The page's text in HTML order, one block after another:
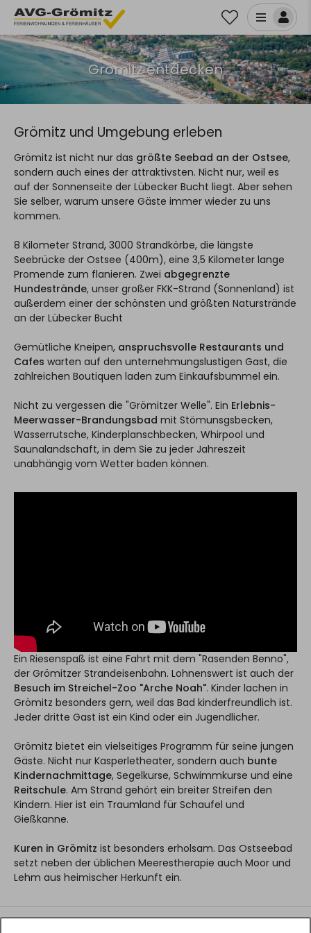
Grömitz entdecken
Grömitz und Umgebung erleben
Grömitz ist nicht nur das größte Seebad an der Ostsee,
sondern auch eines der attraktivsten. Nicht nur, weil es
auf der Sonnenseite der Lübecker Bucht liegt. Aber sehen
Sie selber, warum unsere Gäste immer wieder zu uns
kommen.
8 Kilometer Strand, 3000 Strandkörbe, die längste
Seebrücke der Ostsee (400m), eine 3,5 Kilometer lange
Promende zum flanieren. Zwei abgegrenzte
Hundestrände, unser großer FKK-Strand (Sonnenland) ist
außerdem einer der schönsten und größten Naturstrände
an der Lübecker Bucht
Gemütliche Kneipen, anspruchsvolle Restaurants und
Cafes warten auf den unternehmungslustigen Gast, die
zahlreichen Boutiquen laden zum Einkaufsbummel ein.
Nicht zu vergessen die "Grömitzer Welle". Ein Erlebnis-
Meerwasser-Brandungsbad mit Stömunsgsbecken,
Wasserrutsche, Kinderplanschbecken, Whirpool und
Saunalandschaft, in dem Sie zu jeder Jahreszeit
unabhängig vom Wetter baden können.
Ein Riesenspaß ist eine Fahrt mit dem "Rasenden Benno",
der Grömitzer Strandeisenbahn. Lohnenswert ist auch der
Besuch im Streichel-Zoo "Arche Noah". Kinder lachen in
Grömitz besonders gern, weil das Bad kinderfreundlich ist.
Jeder dritte Gast ist ein Kind oder ein Jugendlicher.
Grömitz bietet ein vielseitiges Programm für seine jungen
Gäste. Nicht nur Kasperletheater, sondern auch bunte
Kindernachmittage, Segelkurse, Schwimmkurse und eine
Reitschule. Am Strand gehört ein breiter Streifen den
Kindern. Hier ist ein Traumland für Schaufel und
Gießkanne.
Kuren in Grömitz ist besonders erholsam. Das Ostseebad
setzt neben der üblichen Meerestherapie auch Moor und
Lehm aus heimischer Herkunft ein.